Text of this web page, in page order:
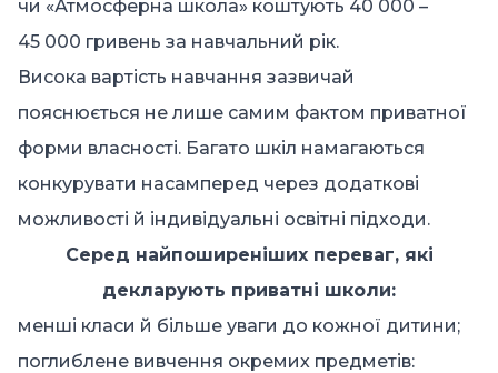
чи «Атмосферна школа» коштують 40 000 –
45 000 гривень за навчальний рік.
Висока вартість навчання зазвичай
пояснюється не лише самим фактом приватної
форми власності. Багато шкіл намагаються
конкурувати насамперед через додаткові
можливості й індивідуальні освітні підходи.
Серед найпоширеніших переваг, які
декларують приватні школи:
менші класи й більше уваги до кожної дитини;
поглиблене вивчення окремих предметів: